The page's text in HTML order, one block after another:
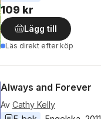
109 kr
Lägg till
Läs direkt efter köp
Always and Forever
Av Cathy Kelly